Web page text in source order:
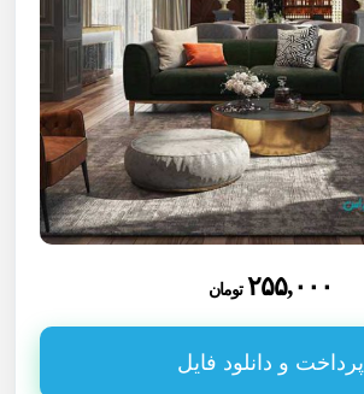
۲۵۵,۰۰۰ تومان
پرداخت و دانلود فایل